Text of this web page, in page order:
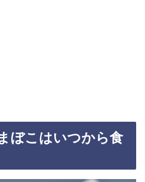
ぼこはいつから食